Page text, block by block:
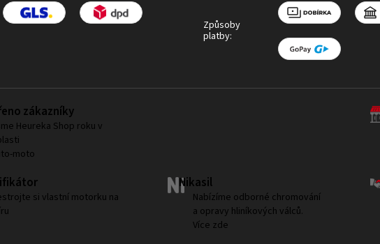
Způsoby
platby:
zákazníky
Heureka Shop roku v
moto
si vlastní motorku na
Nikasil
Nabízíme odborné chromování
a opravy hliníkových válců.
Více zde